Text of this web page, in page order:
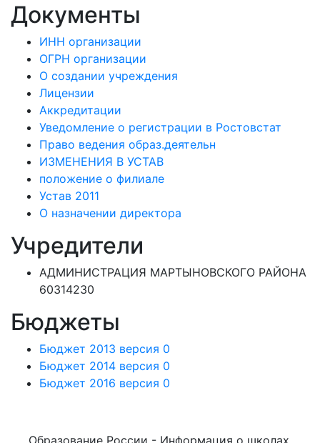
Документы
ИНН организации
ОГРН организации
О создании учреждения
Лицензии
Аккредитации
Уведомление о регистрации в Ростовстат
Право ведения образ.деятельн
ИЗМЕНЕНИЯ В УСТАВ
положение о филиале
Устав 2011
О назначении директора
Учредители
АДМИНИСТРАЦИЯ МАРТЫНОВСКОГО РАЙОНА
60314230
Бюджеты
Бюджет 2013 версия 0
Бюджет 2014 версия 0
Бюджет 2016 версия 0
Образование России - Информация о школах,